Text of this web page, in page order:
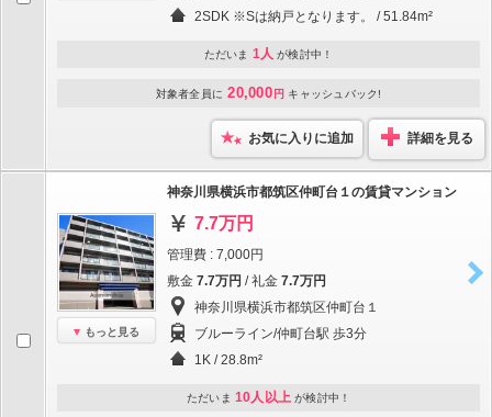
2SDK ※Sは納戸となります。 / 51.84m²
ただいま 1人 が検討中！
対象者全員に 20,000 円 キャッシュバック!
お気に入りに追加 詳細を見る
もっと見る
神奈川県横浜市都筑区仲町台１の賃貸マンション
7.7万円
管理費 : 7,000円
敷金 7.7万円 / 礼金 7.7万円
神奈川県横浜市都筑区仲町台１
ブルーライン/仲町台駅 歩3分
1K / 28.8m²
ただいま 10人以上 が検討中！